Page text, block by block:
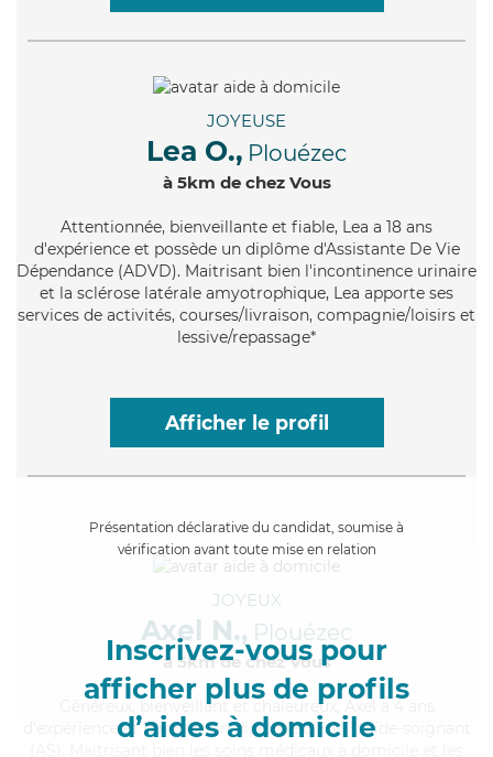
JOYEUSE
Lea O., Plouézec
à 5km de chez Vous
Attentionnée, bienveillante et fiable, Lea a 18 ans
d'expérience et possède un diplôme d'Assistante De Vie
Dépendance (ADVD). Maitrisant bien l'incontinence urinaire
et la sclérose latérale amyotrophique, Lea apporte ses
services de activités, courses/livraison, compagnie/loisirs et
lessive/repassage*
Afficher le profil
Présentation déclarative du candidat, soumise à
vérification avant toute mise en relation
Inscrivez-vous pour
afficher plus de profils
d’aides à domicile
JOYEUX
Axel N., Plouézec
à 5km de chez Vous
, bienveillant et chaleureux, Axel a 4 ans
d'expérience et possède un diplôme d'Etat d'aide-soignant